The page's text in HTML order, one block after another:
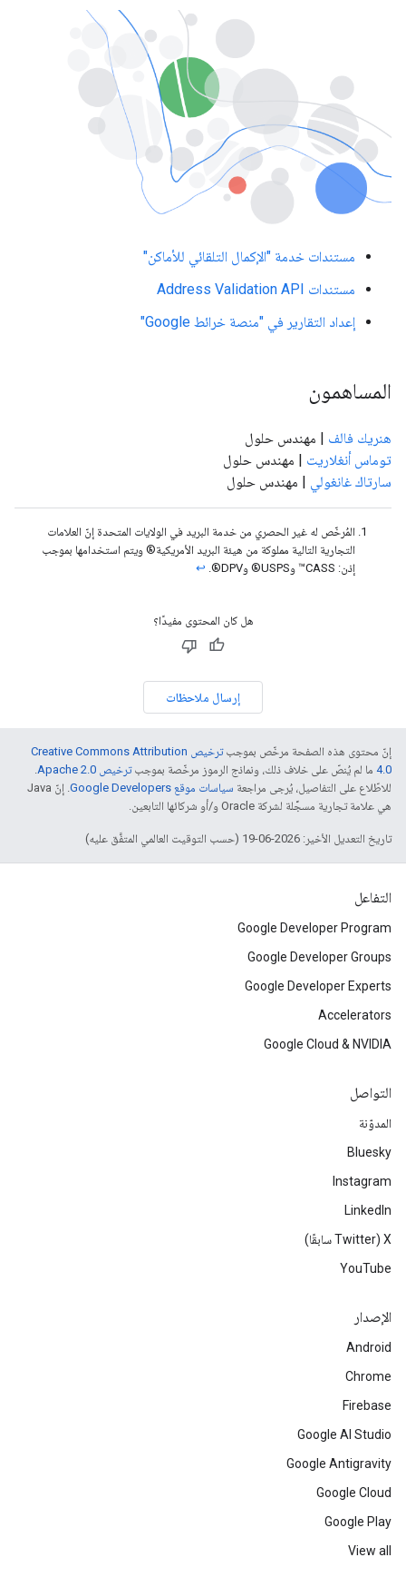
مستندات خدمة "الإكمال التلقائي للأماكن"
مستندات Address Validation API
إعداد التقارير في "منصة خرائط Google"
المساهمون
هنريك فالف | مهندس حلول
توماس أنغلاريت | مهندس حلول
سارتاك غانغولي | مهندس حلول
المُرخّص له غير الحصري من خدمة البريد في الولايات المتحدة إنّ العلامات
التجارية التالية مملوكة من هيئة البريد الأمريكية® ويتم استخدامها بموجب
إذن: CASS™ وUSPS® وDPV®.
↩
هل كان المحتوى مفيدًا؟
إرسال ملاحظات
إنّ محتوى هذه الصفحة مرخّص بموجب
ترخيص Creative Commons Attribution
4.0‏ ما لم يُنصّ على خلاف ذلك، ونماذج الرموز مرخّصة بموجبترخيص Apache 2.0‏
.
للاطّلاع على التفاصيل، يُرجى مراجعة سياسات موقع Google Developers‏
. إنّ Java
هي علامة تجارية مسجَّلة لشركة Oracle و/أو شركائها التابعين.
تاريخ التعديل الأخير: 2026-06-19 (حسب التوقيت العالمي المتفَّق عليه)
التفاعل
Google Developer Program
Google Developer Groups
Google Developer Experts
Accelerators
Google Cloud & NVIDIA
التواصل
المدوّنة
Bluesky
Instagram
LinkedIn
‫X ‏(Twitter سابقًا)
YouTube
الإصدار
Android
Chrome
Firebase
Google AI Studio
Google Antigravity
Google Cloud
Google Play
View all